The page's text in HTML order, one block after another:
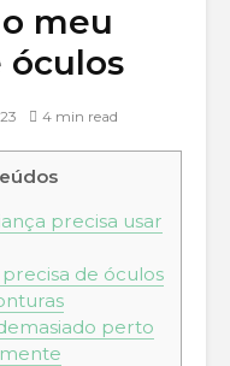
meu
óculos
4 min read
precisa usar
de óculos
perto